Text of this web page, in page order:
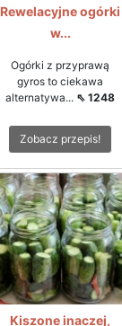
Rewelacyjne ogórki
w...
Ogórki z przyprawą
gyros to ciekawa
alternatywa... ⇖ 1248
Zobacz przepis!
Kiszone inaczej,